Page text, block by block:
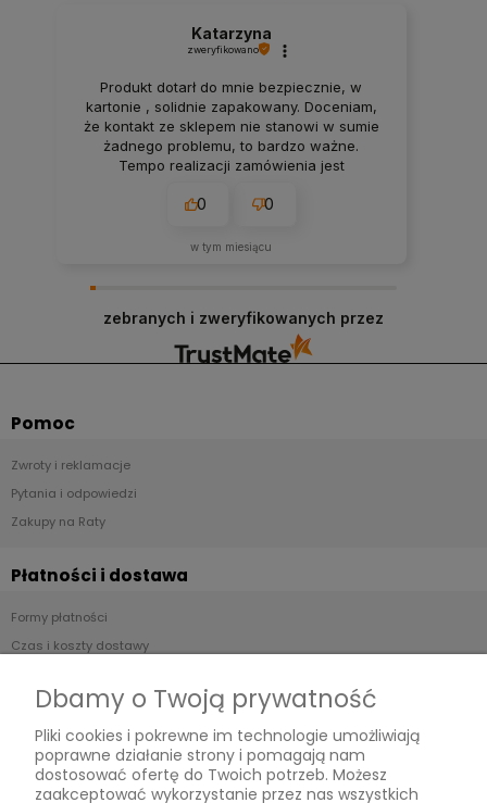
Katarzyna
zweryfikowano
Produkt dotarł do mnie bezpiecznie, w
kartonie , solidnie zapakowany. Doceniam,
że kontakt ze sklepem nie stanowi w sumie
żadnego problemu, to bardzo ważne.
Tempo realizacji zamówienia jest
przesyłka dojdzie do mnie tak szybko.
0 0
w tym miesiącu
zebranych i zweryfikowanych przez
Pomoc
Zwroty i reklamacje
Pytania i odpowiedzi
Zakupy na Raty
Płatności i dostawa
Formy płatności
Czas i koszty dostawy
Informacje
Regulamin
Polityka prywatności
Dbamy o Twoją prywatność
Pliki cookies i pokrewne im technologie umożliwiają
poprawne działanie strony i pomagają nam
dostosować ofertę do Twoich potrzeb. Możesz
zaakceptować wykorzystanie przez nas wszystkich